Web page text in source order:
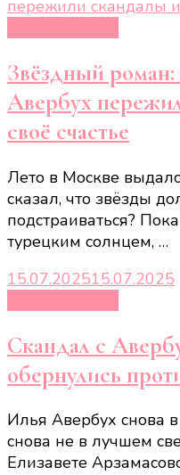
Звёздный роман:
Авербух
своё счастье
Лето в Москве
сказал, что звёзды
подстраиваться?
турецким солнцем, …
15.07.202515.07.2025
Скандал с
обернулись
Илья Авербух снова
снова не в лучшем
Елизавете